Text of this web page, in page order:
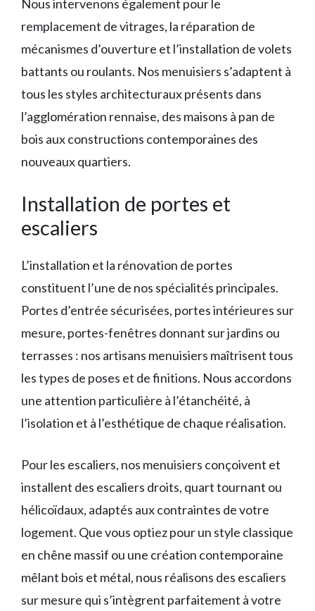
Nous intervenons également pour le
remplacement de vitrages, la réparation de
mécanismes d’ouverture et l’installation de volets
battants ou roulants. Nos menuisiers s’adaptent à
tous les styles architecturaux présents dans
l’agglomération rennaise, des maisons à pan de
bois aux constructions contemporaines des
nouveaux quartiers.
Installation de portes et
escaliers
L’installation et la rénovation de portes
constituent l’une de nos spécialités principales.
Portes d’entrée sécurisées, portes intérieures sur
mesure, portes-fenêtres donnant sur jardins ou
terrasses : nos artisans menuisiers maîtrisent tous
les types de poses et de finitions. Nous accordons
une attention particulière à l’étanchéité, à
l’isolation et à l’esthétique de chaque réalisation.
Pour les escaliers, nos menuisiers conçoivent et
installent des escaliers droits, quart tournant ou
hélicoïdaux, adaptés aux contraintes de votre
logement. Que vous optiez pour un style classique
en chêne massif ou une création contemporaine
mêlant bois et métal, nous réalisons des escaliers
sur mesure qui s’intègrent parfaitement à votre